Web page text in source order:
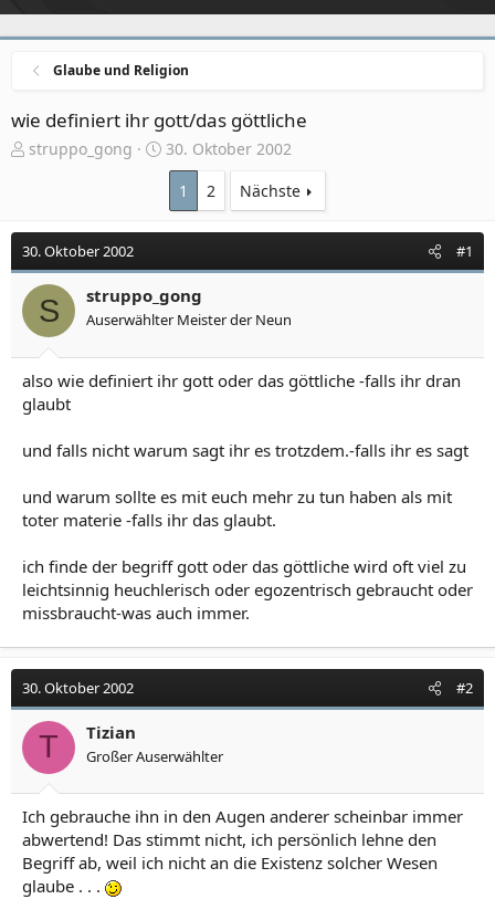
Glaube und Religion
wie definiert ihr gott/das göttliche
E
e
l
l
e
struppo_gong
E
r
t
e
l
t
a
30. Oktober 2002
1
2 Nächste
30. Oktober 2002 #1
S struppo_gong
Auserwählter Meister der Neun
also wie definiert ihr gott oder das göttliche -falls ihr dran
glaubt
und falls nicht warum sagt ihr es trotzdem.-falls ihr es sagt
und warum sollte es mit euch mehr zu tun haben als mit
toter materie -falls ihr das glaubt.
ich finde der begriff gott oder das göttliche wird oft viel zu
leichtsinnig heuchlerisch oder egozentrisch gebraucht oder
missbraucht-was auch immer.
30. Oktober 2002 #2
T Tizian
Großer Auserwählter
Ich gebrauche ihn in den Augen anderer scheinbar immer
abwertend! Das stimmt nicht, ich persönlich lehne den
Begriff ab, weil ich nicht an die Existenz solcher Wesen
glaube . . .